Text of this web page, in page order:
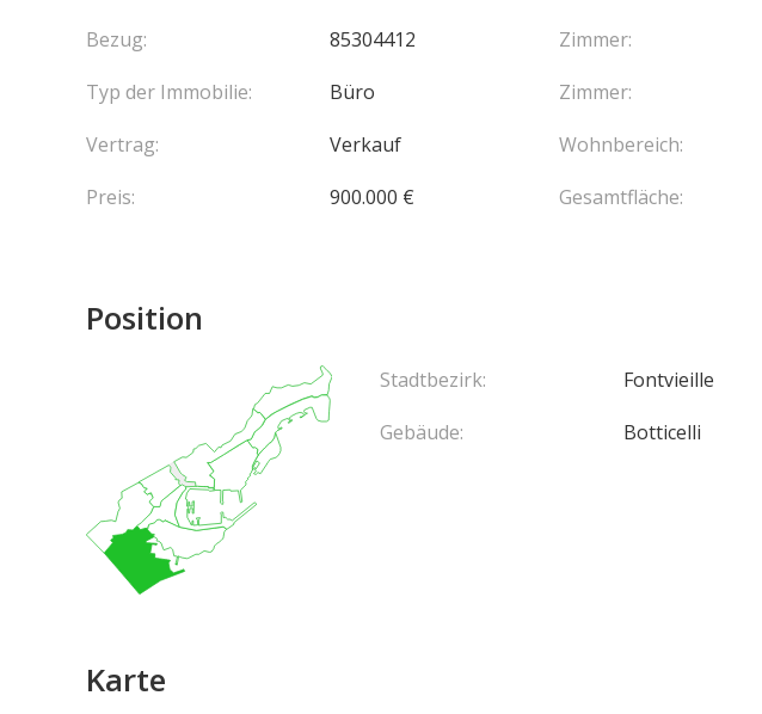
Bezug:
85304412
Typ der Immobilie:
Büro
Vertrag:
Verkauf
Preis:
900.000 €
Zimmer:
Zimmer:
Wohnbereich:
Gesamtfläche:
Position
Stadtbezirk:
Fontvieille
Gebäude:
Botticelli
Karte